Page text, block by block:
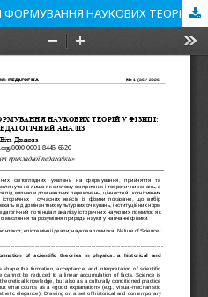
СОЦІОКУЛЬТУРНІ ЧИННИКИ ФОРМУВАННЯ НАУКОВИХ ТЕОРІЙ У ФІЗИЦІ: ІСТОРИКО-ПЕДАГОГІЧНИЙ АНАЛІЗ